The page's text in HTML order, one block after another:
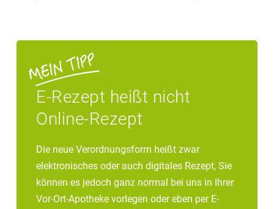
E-Rezept heißt nicht
Online-Rezept
Die neue Verordnungsform heißt zwar
elektronisches oder auch digitales Rezept, Sie
können es jedoch ganz normal bei uns in Ihrer
Vor-Ort-Apotheke vorlegen oder eben per E-